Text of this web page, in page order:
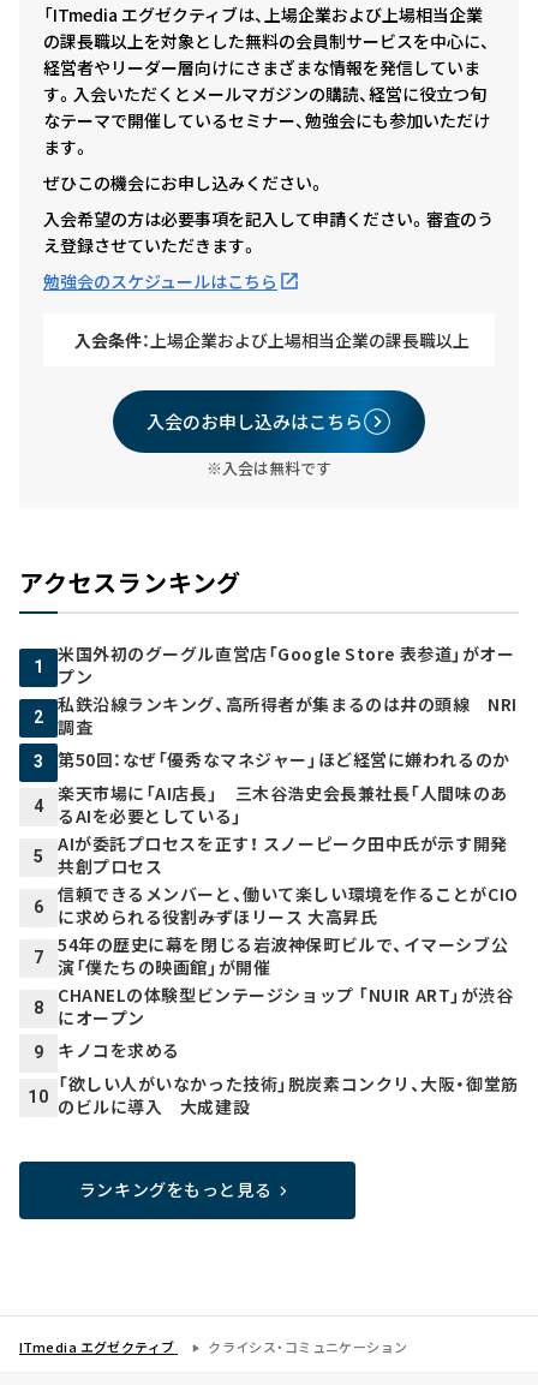
「ITmedia エグゼクティブは、上場企業および上場相当企業
の課長職以上を対象とした無料の会員制サービスを中心に、
経営者やリーダー層向けにさまざまな情報を発信していま
す。入会いただくとメールマガジンの購読、経営に役立つ旬
なテーマで開催しているセミナー、勉強会にも参加いただけ
ます。
ぜひこの機会にお申し込みください。
入会希望の方は必要事項を記入して申請ください。審査のう
え登録させていただきます。
勉強会のスケジュールはこちら
入会条件： 上場企業および上場相当企業の課長職以上
入会のお申し込みはこちら
※入会は無料です
アクセスランキング
1
米国外初のグーグル直営店「Google Store 表参道」がオー
プン
2
私鉄沿線ランキング、高所得者が集まるのは井の頭線 NRI
調査
3 第50回：なぜ「優秀なマネジャー」ほど経営に嫌われるのか
4
楽天市場に「AI店長」 三木谷浩史会長兼社長「人間味のあ
るAIを必要としている」
5
AIが委託プロセスを正す！ スノーピーク田中氏が示す開発
共創プロセス
6
信頼できるメンバーと、働いて楽しい環境を作ることがCIO
に求められる役割――みずほリース 大高昇氏
7
54年の歴史に幕を閉じる岩波神保町ビルで、イマーシブ公
演「僕たちの映画館」が開催
8
CHANELの体験型ビンテージショップ 「NUIR ART」が渋谷
にオープン
9 キノコを求める
10
「欲しい人がいなかった技術」脱炭素コンクリ、大阪・御堂筋
のビルに導入 大成建設
ランキングをもっと見る
ITmedia エグゼクティブ クライシス・コミュニケーション